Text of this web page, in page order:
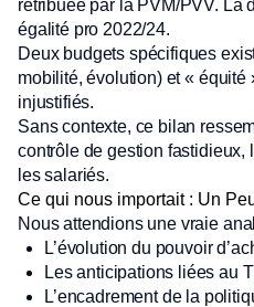
rétribuée par la PVM/PVV. La
égalité pro 2022/24.
Deux budgets spécifiques
mobilité, évolution) et « équité
injustifiés.
Sans contexte, ce bilan
contrôle de gestion fastidieux,
les salariés.
Ce qui nous importait : Un
Nous attendions une vraie
L’évolution du pouvoir
Les anticipations liées au
L’encadrement de la